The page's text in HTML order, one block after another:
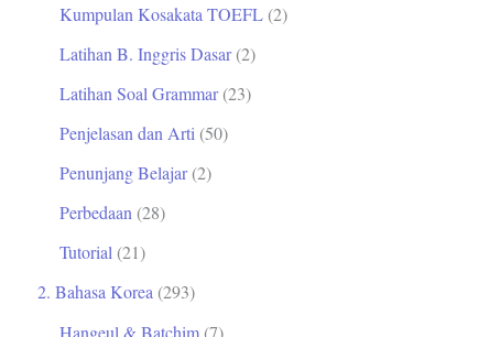
Kumpulan Kosakata TOEFL (2)
Latihan B. Inggris Dasar(2)
Latihan Soal Grammar(23)
Penjelasan dan Arti (50)
Penunjang Belajar(2)
Perbedaan (28)
Tutorial (21)
2. Bahasa Korea (293)
Hangeul & Batchim (7)